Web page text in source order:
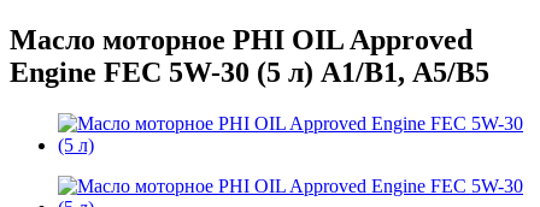
Масло моторное PHI OIL Approved
Engine FEC 5W-30 (5 л) А1/В1, А5/В5